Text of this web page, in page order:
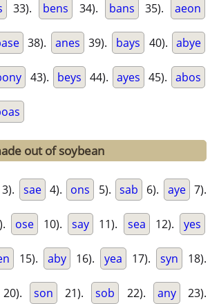
33). bens 34). bans 35). aeon
38). anes 39). bays 40). abye
43). beys 44). ayes 45). abos
out of soybean
3). sae 4). ons 5). sab 6). aye 7).
ose 10). say 11). sea 12). yes
15). aby 16). yea 17). syn 18).
20). son 21). sob 22). any 23).